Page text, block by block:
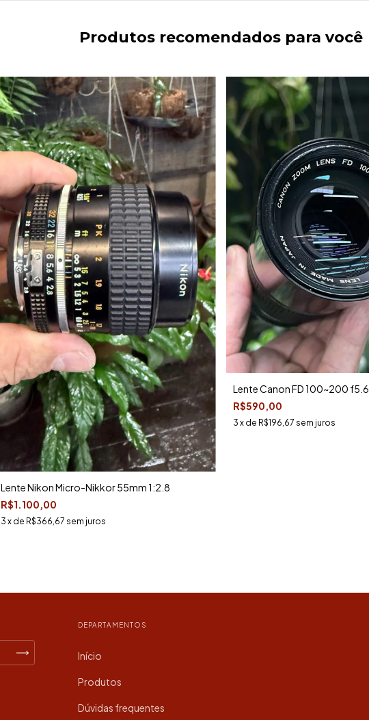
Produtos recomendados para você
Lente Nikon Micro-Nikkor 55mm 1:2.8
R$1.100,00
3 x de R$366,67 sem juros
Lente Canon FD 100~200 f5.6
R$590,00
3 x de R$196,67 sem juros
DEPARTAMENTOS
Início
Produtos
Dúvidas frequentes